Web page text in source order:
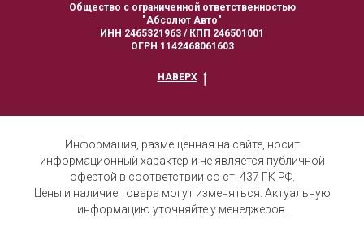
Общество с ограниченной ответственностью
"Абсолют Авто"
ИНН 2465321963 / КПП 246501001
ОГРН 1142468061603
НАВЕРХ
Информация, размещённая на сайте, носит
информационный характер и не является публичной
офертой в соответствии со ст. 437 ГК РФ.
Цены и наличие товара могут изменяться. Актуальную
информацию уточняйте у менеджеров.